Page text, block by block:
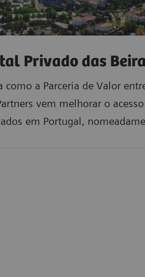
Privado das
como a Parceria de Valor
vem melhorar o
em Portugal,